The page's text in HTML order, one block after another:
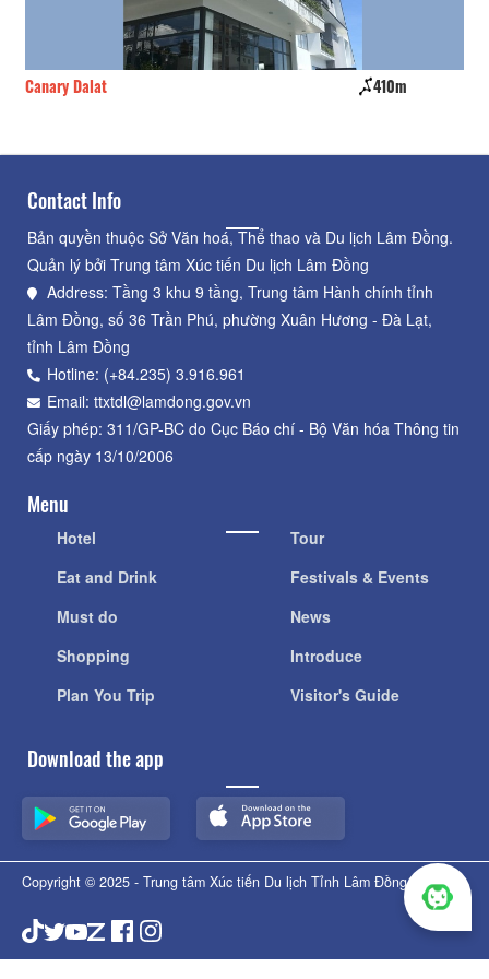
Canary Dalat 410m
Contact Info
Bản quyền thuộc Sở Văn hoá, Thể thao và Du lịch Lâm Đồng.
Quản lý bởi Trung tâm Xúc tiến Du lịch Lâm Đồng
Address: Tầng 3 khu 9 tầng, Trung tâm Hành chính tỉnh
Lâm Đồng, số 36 Trần Phú, phường Xuân Hương - Đà Lạt,
tỉnh Lâm Đồng
Hotline: (+84.235) 3.916.961
Email: ttxtdl@lamdong.gov.vn
Giấy phép: 311/GP-BC do Cục Báo chí - Bộ Văn hóa Thông tin
cấp ngày 13/10/2006
Menu
Hotel
Eat and Drink
Must do
Shopping
Plan You Trip
Tour
Festivals & Events
News
Introduce
Visitor's Guide
Download the app
Copyright © 2025 - Trung tâm Xúc tiến Du lịch Tỉnh Lâm Đồng